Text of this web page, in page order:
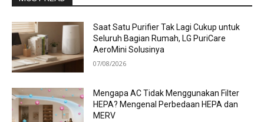
Saat Satu Purifier Tak Lagi Cukup untuk
Seluruh Bagian Rumah, LG PuriCare
AeroMini Solusinya
07/08/2026
Mengapa AC Tidak Menggunakan Filter
HEPA? Mengenal Perbedaan HEPA dan
MERV